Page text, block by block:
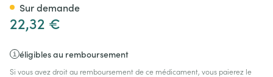
22,32 €
éligibles au remboursement
Si vous avez droit au remboursement de ce médicament, vous paierez le
Sur demande